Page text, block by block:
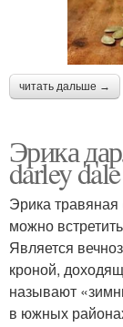
читать дальше →
Эрика
darley
Эрика травяная
можно
Является
кроной,
называют
в южных